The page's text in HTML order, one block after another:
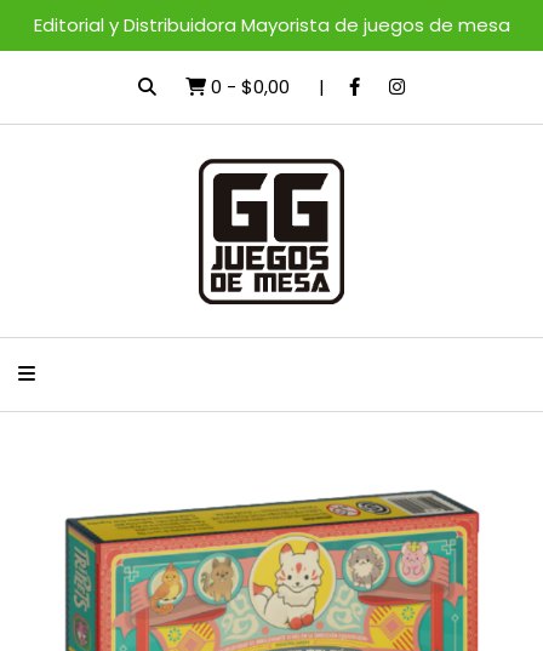
Editorial y Distribuidora Mayorista de juegos de mesa
0 - $0,00